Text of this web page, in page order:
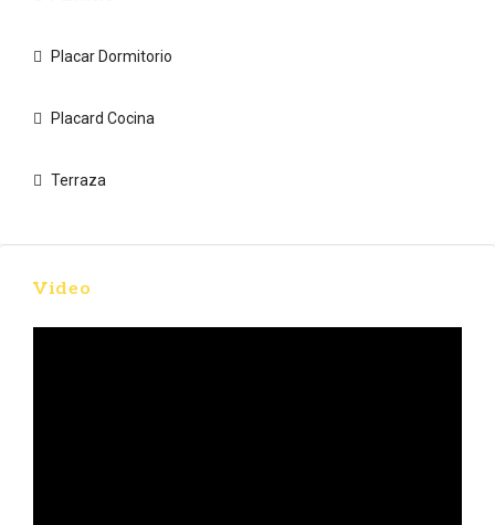
Placar Dormitorio
Placard Cocina
Terraza
Video